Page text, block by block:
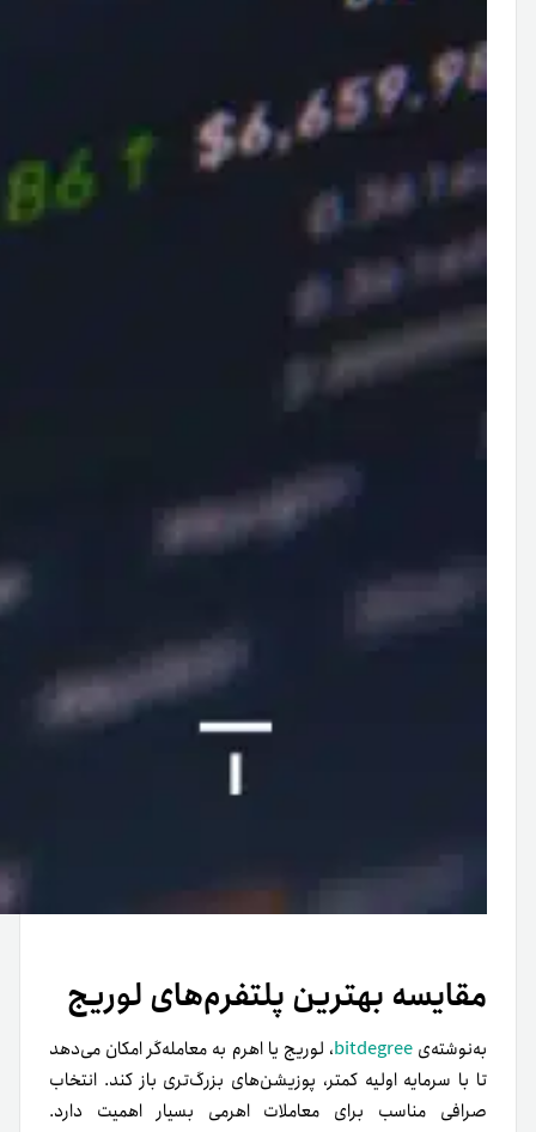
مقایسه بهترین پلتفرم‌های لوریج
به‌نوشته‌یbitdegree، لوریج یا اهرم به معامله‌گر امکان می‌دهد
تا با سرمایه اولیه کمتر، پوزیشن‌های بزرگ‌تری باز کند. انتخاب
صرافی مناسب برای معاملات اهرمی بسیار اهمیت دارد.